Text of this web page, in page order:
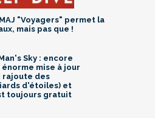
"Voyagers" permet la
mais pas que !
Sky : encore
énorme mise à jour
rajoute des
d'étoiles) et
toujours gratuit